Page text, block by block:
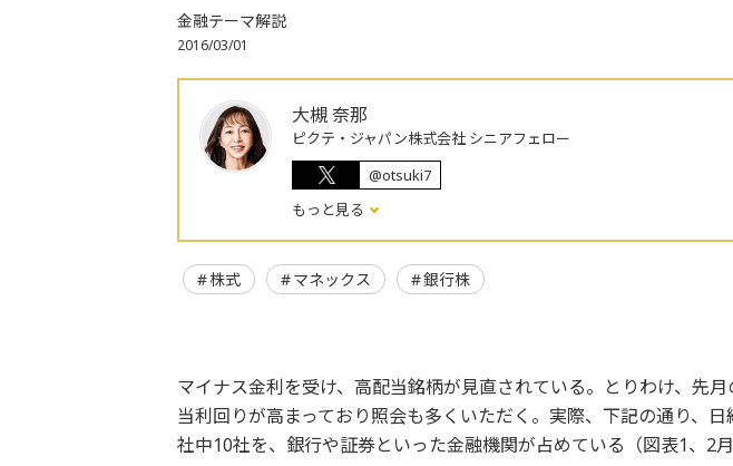
金融テーマ解説
2016/03/01
大槻 奈那
ピクテ・ジャパン株式会社 シニアフェロー
@otsuki7
もっと見る
株式 マネックス 銀行株
マイナス金利を受け、高配当銘柄が見直されている。とりわけ、先
当利回りが高まっており照会も多くいただく。実際、下記の通り、
社中10社を、銀行や証券といった金融機関が占めている（図表1、2月